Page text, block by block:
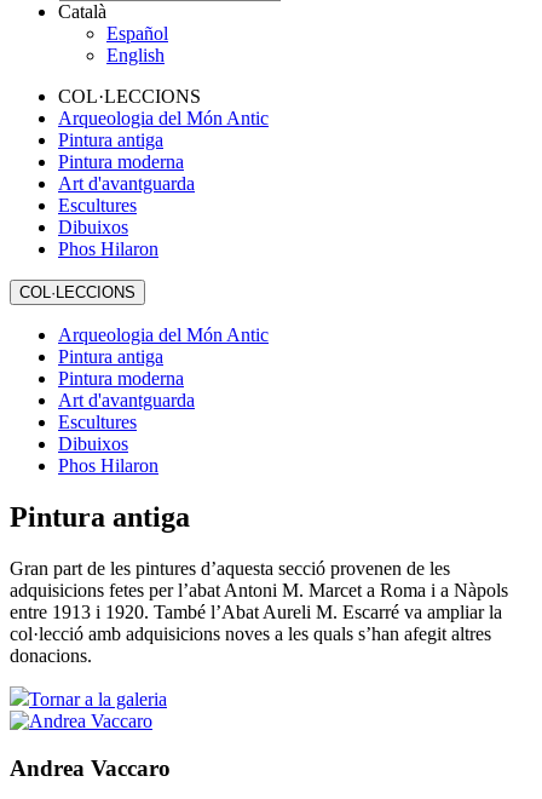
Català
Español
English
COL·LECCIONS
Arqueologia del Món Antic
Pintura antiga
Pintura moderna
Art d'avantguarda
Escultures
Dibuixos
Phos Hilaron
COL·LECCIONS
Arqueologia del Món Antic
Pintura antiga
Pintura moderna
Art d'avantguarda
Escultures
Dibuixos
Phos Hilaron
Pintura antiga
Gran part de les pintures d’aquesta secció provenen de les
adquisicions fetes per l’abat Antoni M. Marcet a Roma i a Nàpols
entre 1913 i 1920. També l’Abat Aureli M. Escarré va ampliar la
col·lecció amb adquisicions noves a les quals s’han afegit altres
donacions.
Tornar a la galeria
Andrea Vaccaro